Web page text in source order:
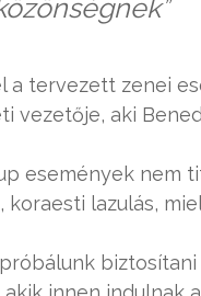
a tervezett zenei
vezetője, aki
események nem
koraesti lazulás,
biztosítani